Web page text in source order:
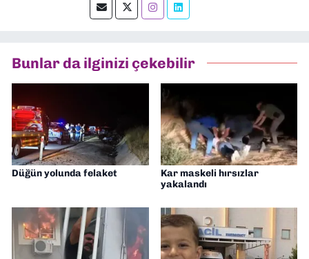
okumayı severim.
Bunlar da ilginizi çekebilir
Düğün yolunda felaket
Kar maskeli hırsızlar
yakalandı